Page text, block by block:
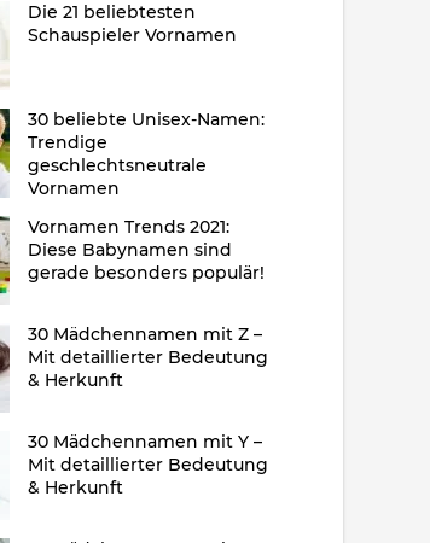
Die 21 beliebtesten
Schauspieler Vornamen
30 beliebte Unisex-Namen:
Trendige
geschlechtsneutrale
Vornamen
Vornamen Trends 2021:
Diese Babynamen sind
gerade besonders populär!
30 Mädchennamen mit Z –
Mit detaillierter Bedeutung
& Herkunft
30 Mädchennamen mit Y –
Mit detaillierter Bedeutung
& Herkunft